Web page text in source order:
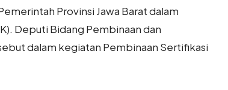
Provinsi Jawa Barat dalam
Deputi Bidang Pembinaan dan
dalam kegiatan Pembinaan Sertifikasi